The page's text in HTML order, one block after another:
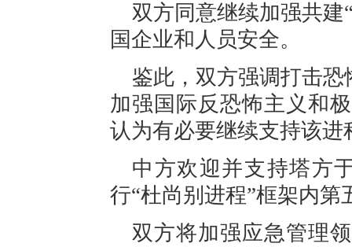
双方同意继续加强共建
国企业和人员安全。
鉴此，双方强调打击恐
加强国际反恐怖主义和
认为有必要继续支持该
中方欢迎并支持塔方
行“杜尚别进程”框架内第
双方将加强应急管理